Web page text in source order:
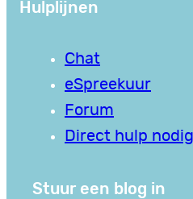
Hulplijnen
Chat
eSpreekuur
Forum
Direct hulp
Stuur een blog in